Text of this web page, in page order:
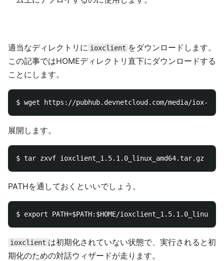
適当なディレクトリに ioxclient をダウンロードします。
この記事ではHOMEディレクトリ直下にダウンロードする
ことにします。
展開します。
PATHを通しておくといいでしょう。
ioxclient は初期化されていない状態で、実行されると初
期化のための対話ウィザードが走ります。